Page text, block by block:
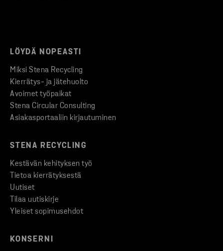
LÖYDÄ NOPEASTI
Miksi Stena Recycling
Kierrätys- ja jätehuolto
Avoimet työpaikat
Stena Circular Consulting
Asiakasportaaliin kirjautuminen
STENA RECYCLING
Kestävän kehityksen työ
Tietoa kierrätyksestä
Uutiset
Tilaa uutiskirje
Yleiset sopimusehdot
KONSERNI